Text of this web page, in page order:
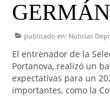
publicado en: Noticias
El entrenador de la
Portanova, realizó un
expectativas para un
importantes, como la